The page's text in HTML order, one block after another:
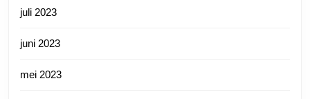
juli 2023
juni 2023
mei 2023